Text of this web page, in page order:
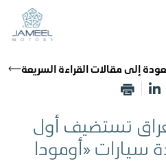
إلى مقالات القراءة السريعة
تستضيف أول
سيارات «أومودا